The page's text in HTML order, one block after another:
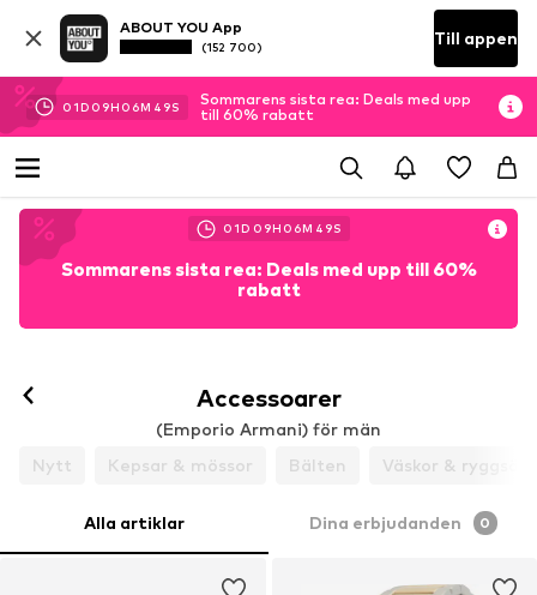
ABOUT YOU App
(152 700) Till appen
01D 09H 06M 48S
Sommarens sista rea: Deals med upp
till 60% rabatt
01D 09H 06M 48S
Sommarens sista rea: Deals med upp till 60%
rabatt
Accessoarer
(Emporio Armani) för män
Nytt
Kepsar & mössor Bälten Väskor &
Alla artiklar Dina erbjudanden 0